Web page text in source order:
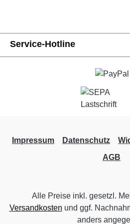
Service-Hotline
Impressum Datenschutz
AGB
Alle Preise inkl. gesetzl.
Versandkosten und ggf.
anders